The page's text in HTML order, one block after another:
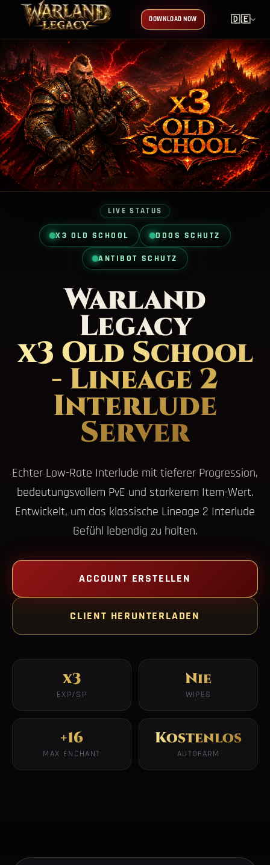
DOWNLOAD NOW 🇩🇪
LIVE STATUS
X3 OLD SCHOOL DDOS SCHUTZ
ANTIBOT SCHUTZ
Warland
Legacy
x3 Old School
- Lineage 2
Interlude
Server
Echter Low-Rate Interlude mit tieferer Progression,
bedeutungsvollem PvE und starkerem Item-Wert.
Entwickelt, um das klassische Lineage 2 Interlude
Gefühl lebendig zu halten.
ACCOUNT ERSTELLEN
CLIENT HERUNTERLADEN
x3
EXP/SP
Nie
WIPES
+16
MAX ENCHANT
Kostenlos
AUTOFARM